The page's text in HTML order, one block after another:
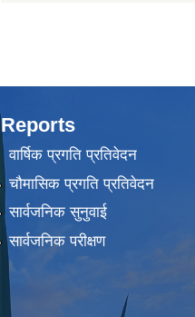
Reports
वार्षिक प्रगति प्रतिवेदन
चौमासिक प्रगति प्रतिवेदन
सार्वजनिक सुनुवाई
सार्वजनिक परीक्षण